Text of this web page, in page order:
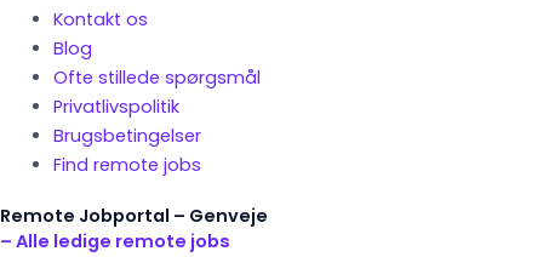
Kontakt os
Blog
Ofte stillede spørgsmål
Privatlivspolitik
Brugsbetingelser
Find remote jobs
Remote Jobportal – Genveje
– Alle ledige remote jobs